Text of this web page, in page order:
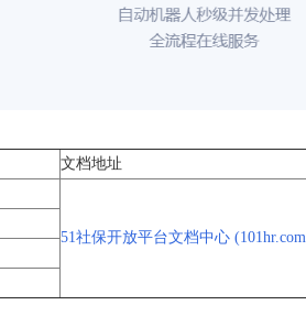
文档地址
51社保开放平台文档中心